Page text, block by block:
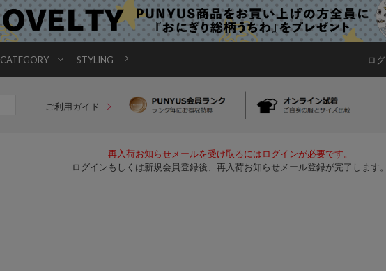
CATEGORY STYLING ロ
ご利用ガイド
再入荷お知らせメールを受け取るにはログインが必要です。
ログインもしくは新規会員登録後、再入荷お知らせメール登録が完了します